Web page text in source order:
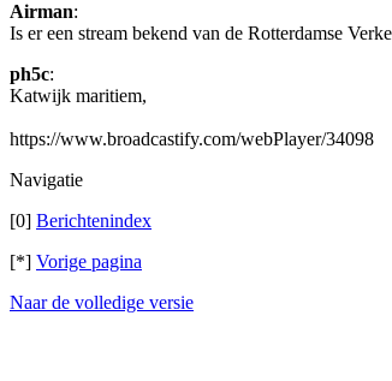
Airman:
Is er een stream bekend van de Rotterdamse
ph5c:
Katwijk maritiem,
https://www.broadcastify.com/webPlayer/34098
Navigatie
[0] Berichtenindex
[*] Vorige pagina
Naar de volledige versie